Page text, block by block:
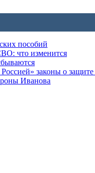
пособий
что изменится
законы о защите
Иванова